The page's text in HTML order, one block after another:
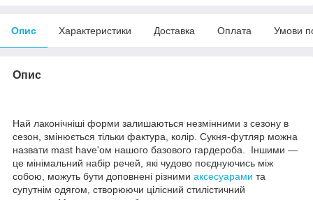
Опис Характеристики Доставка Оплата Умови
Опис
Най лаконічніші форми залишаються незмінними з сезону в
сезон, змінюється тільки фактура, колір. Сукня-футляр можна
назвати mast have'ом нашого базового гардероба. Іншими —
це мінімальний набір речей, які чудово поєднуючись між
собою, можуть бути доповнені різними аксесуарами та
супутнім одягом, створюючи цілісний стилістичний